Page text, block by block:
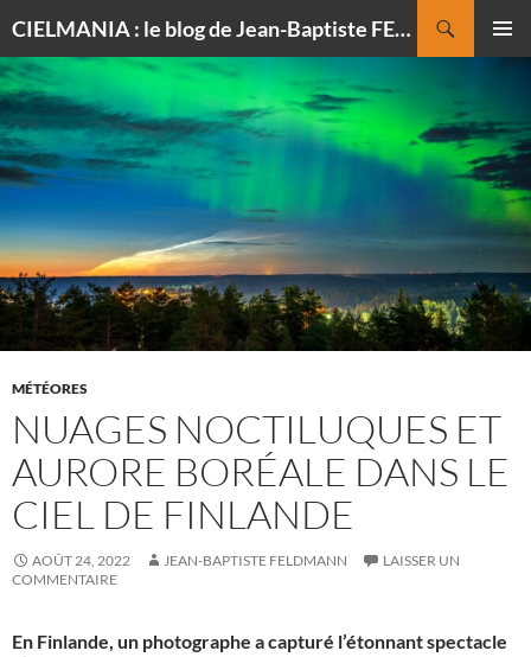
CIELMANIA : le blog de Jean-Baptiste FELDMANN, photographe du ciel
AU
CONTENU
MÉTÉORES
NUAGES NOCTILUQUES ET
AURORE BORÉALE DANS LE
CIEL DE FINLANDE
AOÛT 24, 2022 JEAN-BAPTISTE FELDMANN
LAISSER UN
COMMENTAIRE
En Finlande, un photographe a capturé l’étonnant spectacle